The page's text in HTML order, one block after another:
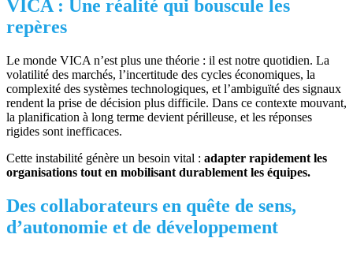
VICA : Une réalité qui bouscule les
repères
Le monde VICA n’est plus une théorie : il est notre quotidien. La
volatilité des marchés, l’incertitude des cycles économiques, la
complexité des systèmes technologiques, et l’ambiguïté des signaux
rendent la prise de décision plus difficile. Dans ce contexte mouvant,
la planification à long terme devient périlleuse, et les réponses
rigides sont inefficaces.
Cette instabilité génère un besoin vital : adapter rapidement les
organisations tout en mobilisant durablement les équipes.
Des collaborateurs en quête de sens,
d’autonomie et de développement